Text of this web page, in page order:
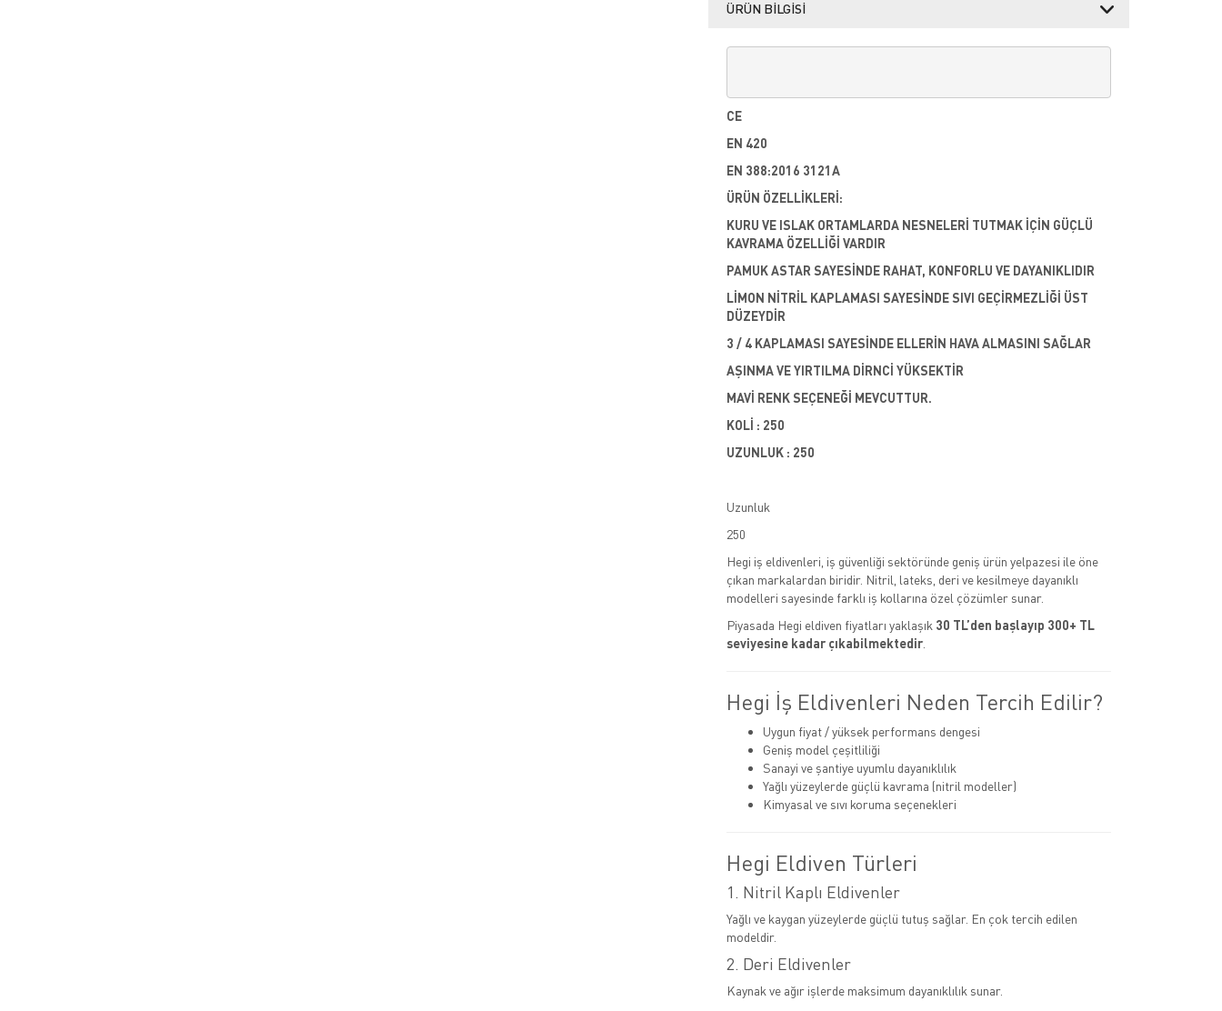
ÜRÜN BILGISI
CE
EN 420
EN 388:2016 3121A
ÜRÜN ÖZELLİKLERİ:
KURU VE ISLAK ORTAMLARDA NESNELERİ TUTMAK İÇİN GÜÇLÜ
KAVRAMA ÖZELLİĞİ VARDIR
PAMUK ASTAR SAYESİNDE RAHAT, KONFORLU VE DAYANIKLIDIR
LİMON NİTRİL KAPLAMASI SAYESİNDE SIVI GEÇİRMEZLİĞİ ÜST
DÜZEYDİR
3 / 4 KAPLAMASI SAYESİNDE ELLERİN HAVA ALMASINI SAĞLAR
AŞINMA VE YIRTILMA DİRNCİ YÜKSEKTİR
MAVİ RENK SEÇENEĞİ MEVCUTTUR.
KOLİ : 250
UZUNLUK : 250
Uzunluk
250
Hegi iş eldivenleri, iş güvenliği sektöründe geniş ürün yelpazesi ile öne
çıkan markalardan biridir. Nitril, lateks, deri ve kesilmeye dayanıklı
modelleri sayesinde farklı iş kollarına özel çözümler sunar.
Piyasada Hegi eldiven fiyatları yaklaşık 30 TL’den başlayıp 300+ TL
seviyesine kadar çıkabilmektedir.
Hegi İş Eldivenleri Neden Tercih Edilir?
Uygun fiyat / yüksek performans dengesi
Geniş model çeşitliliği
Sanayi ve şantiye uyumlu dayanıklılık
Yağlı yüzeylerde güçlü kavrama (nitril modeller)
Kimyasal ve sıvı koruma seçenekleri
Hegi Eldiven Türleri
1. Nitril Kaplı Eldivenler
Yağlı ve kaygan yüzeylerde güçlü tutuş sağlar. En çok tercih edilen
modeldir.
2. Deri Eldivenler
Kaynak ve ağır işlerde maksimum dayanıklılık sunar.